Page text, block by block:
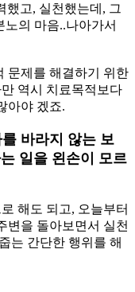
했고, 실천했는데, 그
노의 마음..나아가서
문제를 해결하기 위한
역시 치료목적보다
아야 겠죠.
바라지 않는 보
일을 왼손이 모르
해도 되고, 오늘부터
변을 돌아보면서 실천
는 간단한 행위를 해